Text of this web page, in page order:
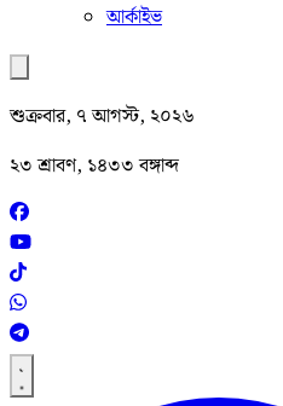
আর্কাইভ
শুক্রবার, ৭ আগস্ট, ২০২৬
২৩ শ্রাবণ, ১৪৩৩ বঙ্গাব্দ